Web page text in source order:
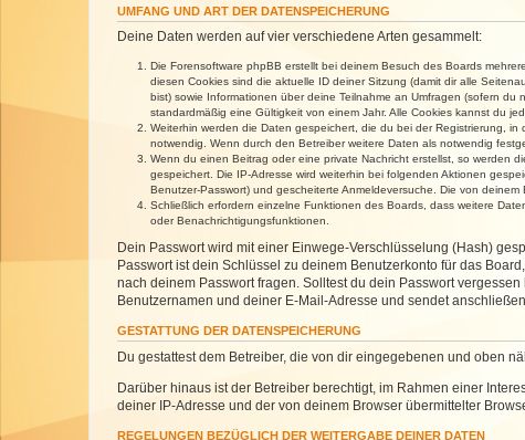
UMFANG UND ART DER DATENSPEICHERUNG
Deine Daten werden auf vier verschiedene Arten gesammelt:
Die Forensoftware phpBB erstellt bei deinem Besuch des Boards
diesen Cookies sind die aktuelle ID deiner Sitzung (damit dir alle
bist) sowie Informationen über deine Teilnahme an Umfragen (sofern
standardmäßig eine Gültigkeit von einem Jahr. Alle Cookies kannst du
Weiterhin werden die Daten gespeichert, die du bei der Registrierung,
notwendig. Wenn durch den Betreiber weitere Daten als notwendig
Wenn du einen Beitrag oder eine private Nachricht erstellst, so werden
gespeichert. Die IP-Adresse wird weiterhin bei folgenden Aktionen
Benutzer-Passwort) und gescheiterte Anmeldeversuche. Die von
Schließlich erfordern einzelne Funktionen des Boards, dass weitere
oder Benachrichtigungsfunktionen.
Dein Passwort wird mit einer Einwege-Verschlüsselung (Hash)
Passwort ist dein Schlüssel zu deinem Benutzerkonto für das
nach deinem Passwort fragen. Solltest du dein Passwort
Benutzernamen und deiner E-Mail-Adresse und sendet
GESTATTUNG DER DATENSPEICHERUNG
Du gestattest dem Betreiber, die von dir eingegebenen und oben
Darüber hinaus ist der Betreiber berechtigt, im Rahmen einer
deiner IP-Adresse und der von deinem Browser übermittelter
REGELUNGEN BEZÜGLICH DER WEITERGABE DEINER DATEN